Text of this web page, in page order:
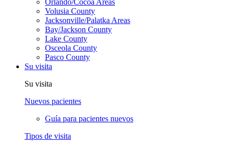
Orlando/Cocoa Areas
Volusia County
Jacksonville/Palatka Areas
Bay/Jackson County
Lake County
Osceola County
Pasco County
Su visita
Su visita
Nuevos pacientes
Guía para pacientes nuevos
Tipos de visita